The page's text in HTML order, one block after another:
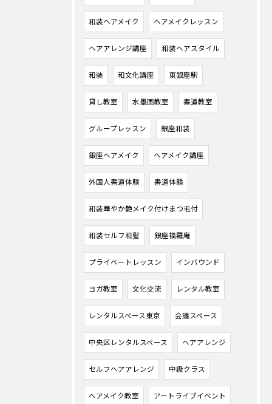
和装ヘアメイク ヘアメイクレッスン
ヘアアレンジ講座 和装ヘアスタイル
和装 和文化講座 東銀座駅
貸し教室 水墨画教室 書道教室
グループレッスン 銀座和装
銀座ヘアメイク ヘアメイク講座
外国人書道体験 書道体験
和装華やか艶メイク付けまつ毛付
和装セルフ和髪 銀座福羅庵
プライベートレッスン インバウンド
ヨガ教室 文化交流 レンタル教室
レンタルスペース東京 会議スペース
中央区レンタルスペース ヘアアレンジ
セルフヘアアレンジ 中級クラス
ヘアメイク教室 アートライブイベント